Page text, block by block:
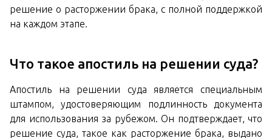
решение о расторжении брака, с полной поддержкой
на каждом этапе.
Что такое апостиль на решении суда?
Апостиль на решении суда является специальным
штампом, удостоверяющим подлинность документа
для использования за рубежом. Он подтверждает, что
решение суда, такое как расторжение брака, выдано